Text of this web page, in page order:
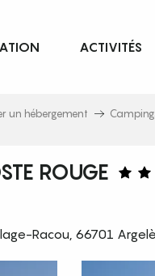
ACTIVITÉS
un hébergement
ROUGE
Racou, 66701